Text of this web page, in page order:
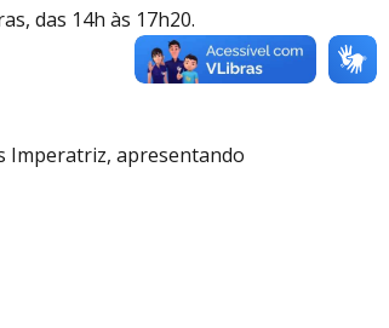
das 14h às 17h20.
Imperatriz, apresentando